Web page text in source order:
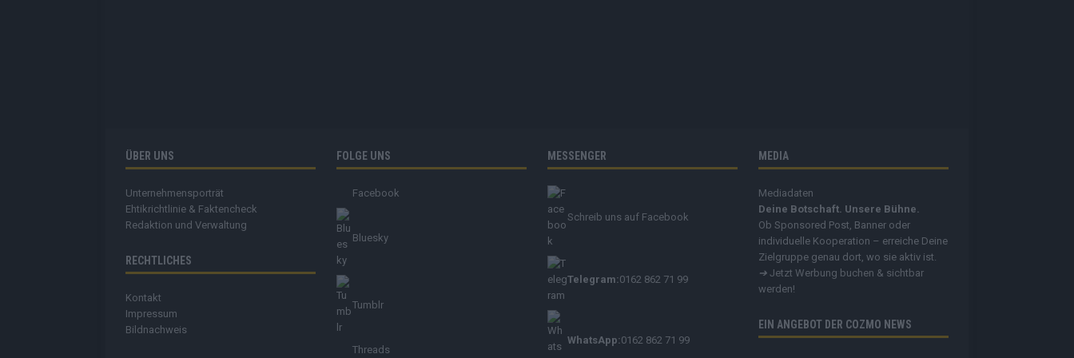
ÜBER UNS
Unternehmensporträt
Ehtikrichtlinie & Faktencheck
Redaktion und Verwaltung
RECHTLICHES
Kontakt
Impressum
Bildnachweis
FOLGE UNS
Facebook
Bluesky
Tumblr
Threads
MESSENGER
Schreib uns auf Facebook
Telegram:0162 862 71 99
WhatsApp:0162 862 71 99
MEDIA
Mediadaten
Deine Botschaft. Unsere Bühne.
Ob Sponsored Post, Banner oder
individuelle Kooperation – erreiche Deine
Zielgruppe genau dort, wo sie aktiv ist.
➔ Jetzt Werbung buchen & sichtbar
werden!
EIN ANGEBOT DER COZMO NEWS